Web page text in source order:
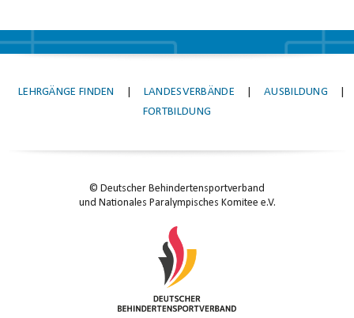
LEHRGÄNGE FINDEN LANDESVERBÄNDE AUSBILDUNG
FORTBILDUNG
© Deutscher Behindertensportverband
und Nationales Paralympisches Komitee e.V.